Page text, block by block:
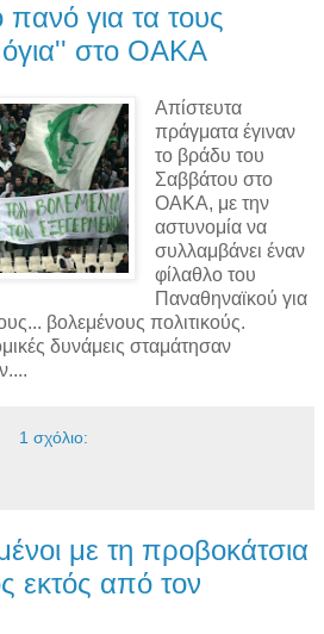
πανό για τα τους
στο ΟΑΚΑ
Απίστευτα
πράγματα έγιναν
το βράδυ του
Σαββάτου στο
ΟΑΚΑ, με την
αστυνομία να
συλλαμβάνει έναν
φίλαθλο του
Παναθηναϊκού για
βολεμένους πολιτικούς.
δυνάμεις σταμάτησαν
1 σχόλιο:
με τη προβοκάτσια
εκτός από τον